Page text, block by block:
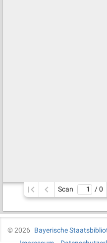
Scan / 0
©2026
Bayerische